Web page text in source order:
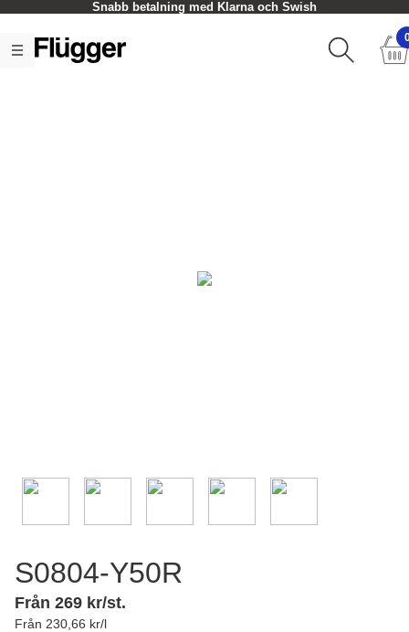
Snabb betalning med Klarna och Swish
S0804-Y50R
Från 269 kr/st.
Från 230,66 kr/l